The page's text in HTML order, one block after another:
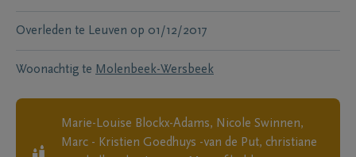
Overleden te Leuven op 01/12/2017
Woonachtig te Molenbeek-Wersbeek
Marie-Louise Blockx-Adams, Nicole Swinnen,
Marc - Kristien Goedhuys -van de Put, christiane